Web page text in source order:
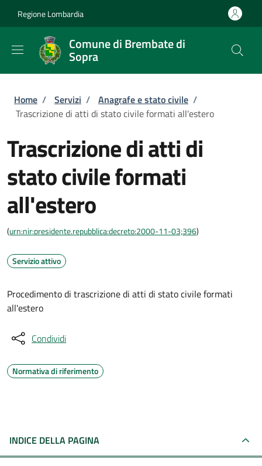
Regione Lombardia
Comune di Brembate di
Sopra
Briciole di pane
Home / Servizi / Anagrafe e stato civile /
Trascrizione di atti di stato civile formati all'estero
Trascrizione di atti di
stato civile formati
all'estero
(urn:nir:presidente.repubblica:decreto:2000-11-03;396)
Servizio attivo
Procedimento di trascrizione di atti di stato civile formati
all'estero
Condividi
Normativa di riferimento
INDICE DELLA PAGINA